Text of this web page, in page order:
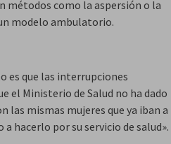
métodos como la aspersión o la
modelo ambulatorio.
es que las interrupciones
el Ministerio de Salud no ha dado
las mismas mujeres que ya iban a
hacerlo por su servicio de salud».